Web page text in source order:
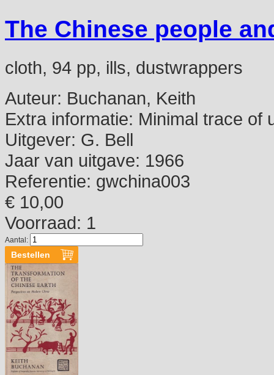
The Chinese people
cloth, 94 pp, ills, dustwrappers
Auteur: Buchanan, Keith
Extra informatie: Minimal trace of
Uitgever: G. Bell
Jaar van uitgave: 1966
Referentie: gwchina003
€ 10,00
Voorraad: 1
Aantal: